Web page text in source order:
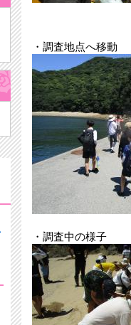
・調査地点へ移動
・調査中の様子